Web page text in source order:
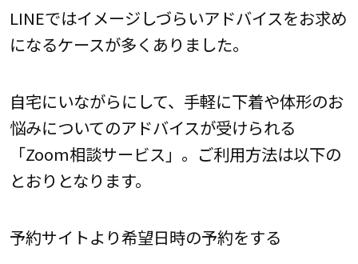
LINEではイメージしづらいアドバイスをお求め
になるケースが多くありました。
自宅にいながらにして、手軽に下着や体形のお
悩みについてのアドバイスが受けられる
「Zoom相談サービス」。ご利用方法は以下の
とおりとなります。
予約サイトより希望日時の予約をする